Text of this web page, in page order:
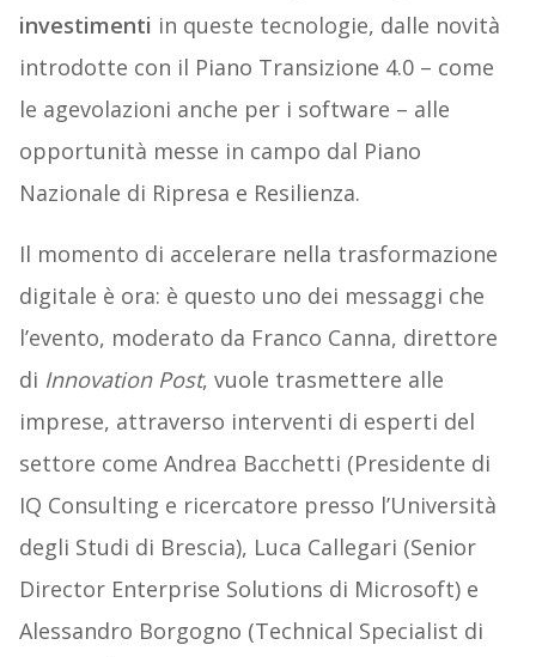
investimenti in queste tecnologie, dalle novità
introdotte con il Piano Transizione 4.0 – come
le agevolazioni anche per i software – alle
opportunità messe in campo dal Piano
Nazionale di Ripresa e Resilienza.
Il momento di accelerare nella trasformazione
digitale è ora: è questo uno dei messaggi che
l’evento, moderato da Franco Canna, direttore
di Innovation Post, vuole trasmettere alle
imprese, attraverso interventi di esperti del
settore come Andrea Bacchetti (Presidente di
IQ Consulting e ricercatore presso l’Università
degli Studi di Brescia), Luca Callegari (Senior
Director Enterprise Solutions di Microsoft) e
Alessandro Borgogno (Technical Specialist di